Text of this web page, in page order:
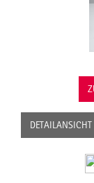
DETAILANSICHT